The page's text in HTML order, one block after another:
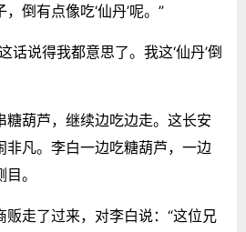
倒有点像吃‘仙丹’呢。”
话说得我都意思了。我这‘仙丹’倒
糖葫芦，继续边吃边走。这长安
非凡。李白一边吃糖葫芦，一边
。
走了过来，对李白说：“这位兄